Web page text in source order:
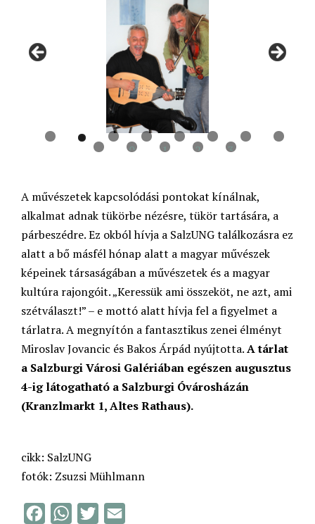
0 1 2 3
A művészetek kapcsolódási pontokat kínálnak,
alkalmat adnak tükörbe nézésre, tükör tartására, a
párbeszédre. Ez okból hívja a SalzUNG találkozásra ez
alatt a bő másfél hónap alatt a magyar művészek
képeinek társaságában a művészetek és a magyar
kultúra rajongóit. „Keressük ami összeköt, ne azt, ami
szétválaszt!” – e mottó alatt hívja fel a figyelmet a
tárlatra. A megnyítón a fantasztikus zenei élményt
Miroslav Jovancic és Bakos Árpád nyújtotta.A tárlat
a Salzburgi Városi Galériában egészen augusztus
4-ig látogatható a Salzburgi Óvárosházán
(Kranzlmarkt 1, Altes Rathaus).
cikk: SalzUNG
fotók: Zsuzsi Mühlmann
W